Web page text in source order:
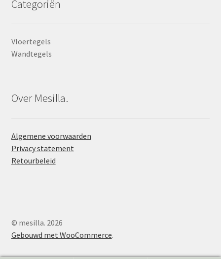
Categoriën
Vloertegels
Wandtegels
Over Mesilla.
Algemene voorwaarden
Privacy statement
Retourbeleid
© mesilla. 2026
Gebouwd met WooCommerce.